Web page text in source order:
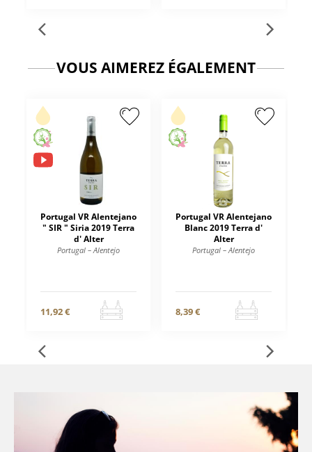
VOUS AIMEREZ ÉGALEMENT
Portugal VR Alentejano
" SIR " Siria 2019 Terra
d' Alter
Portugal – Alentejo
11,92 €
Portugal VR Alentejano
Blanc 2019 Terra d'
Alter
Portugal – Alentejo
8,39 €